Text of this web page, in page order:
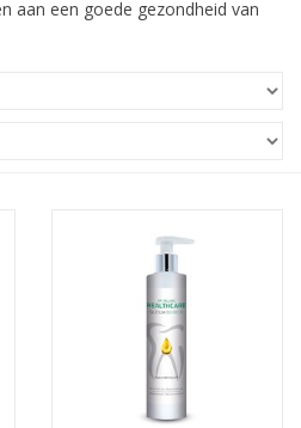
aan een goede gezondheid van